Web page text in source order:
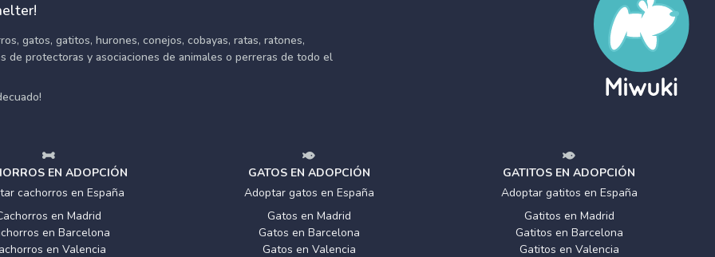
gatos, gatitos, hurones, conejos, cobayas, ratas, ratones,
de protectoras y asociaciones de animales o perreras de todo el
EN ADOPCIÓN
cachorros en España
en Madrid
en Barcelona
en Valencia
GATOS EN ADOPCIÓN
Adoptar gatos en España
Gatos en Madrid
Gatos en Barcelona
Gatos en Valencia
GATITOS EN ADOPCIÓN
Adoptar gatitos en España
Gatitos en Madrid
Gatitos en Barcelona
Gatitos en Valencia